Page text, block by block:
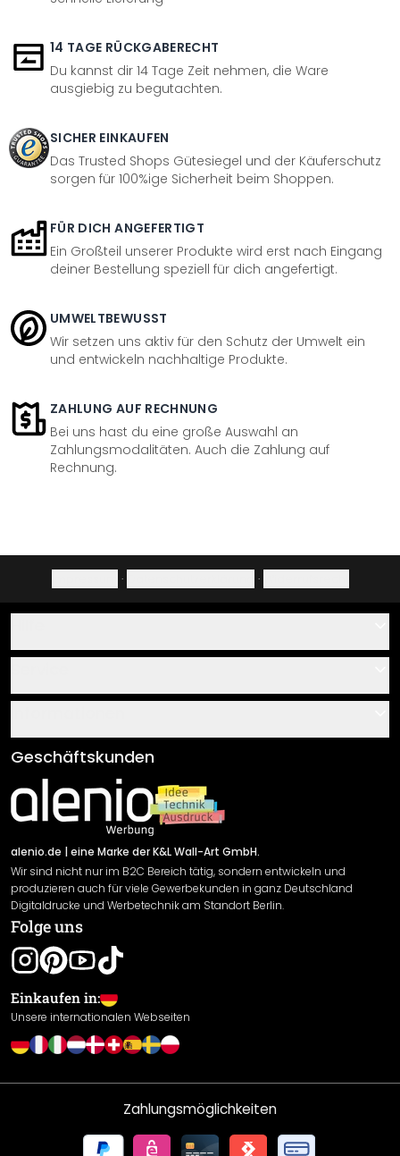
14 TAGE RÜCKGABERECHT
Du kannst dir 14 Tage Zeit nehmen, die Ware
ausgiebig zu begutachten.
SICHER EINKAUFEN
Das Trusted Shops Gütesiegel und der Käuferschutz
sorgen für 100%ige Sicherheit beim Shoppen.
FÜR DICH ANGEFERTIGT
Ein Großteil unserer Produkte wird erst nach Eingang
deiner Bestellung speziell für dich angefertigt.
UMWELTBEWUSST
Wir setzen uns aktiv für den Schutz der Umwelt ein
und entwickeln nachhaltige Produkte.
ZAHLUNG AUF RECHNUNG
Bei uns hast du eine große Auswahl an
Zahlungsmodalitäten. Auch die Zahlung auf
Rechnung.
· ·
Über uns
Klebe- und Montageanleitungen
Newsletter An-/Abmeldung
Sendungsverfolgung
AGB
Impressum
Versand & Zahlung
Rücksendung
Widerrufsrecht
Datenschutzerklärung
Gewährleistung
Leistungserklärung / CE-Zeichen
Cookie Einstellungen
Geschäftskunden
alenio.de | eine Marke der K&L Wall-Art GmbH.
Wir sind nicht nur im B2C Bereich tätig, sondern entwickeln und
produzieren auch für viele Gewerbekunden in ganz Deutschland
Digitaldrucke und Werbetechnik am Standort Berlin.
Folge uns
Einkaufen in:
Unsere internationalen Webseiten
Zahlungsmöglichkeiten